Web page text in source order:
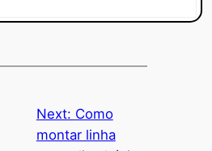
Next: Como
montar linha